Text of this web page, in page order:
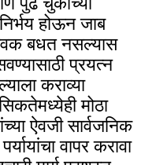
होऊन जाब
बधत नसल्यास
प्रयत्न
कराव्या
मोठा
ऐवजी सार्वजनिक
वापर करावा